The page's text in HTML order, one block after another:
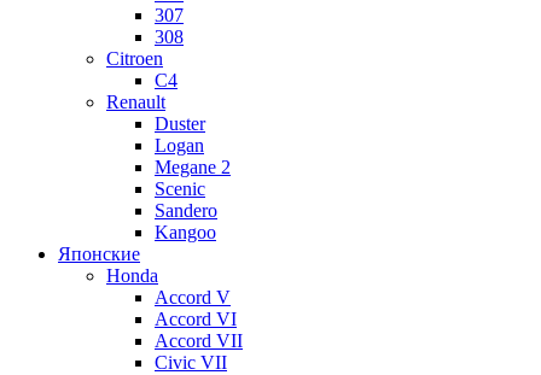
307
308
Citroen
C4
Renault
Duster
Logan
Megane 2
Scenic
Sandero
Kangoo
Японские
Honda
Accord V
Accord VI
Accord VII
Civic VII